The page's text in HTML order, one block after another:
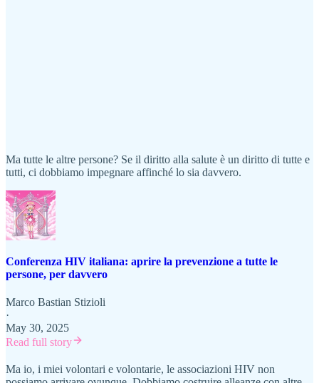
Ma tutte le altre persone? Se il diritto alla salute è un diritto di tutte e
tutti, ci dobbiamo impegnare affinché lo sia davvero.
Conferenza HIV italiana: aprire la prevenzione a tutte le
persone, per davvero
Marco Bastian Stizioli
·
May 30, 2025
Read full story
Ma io, i miei volontari e volontarie, le associazioni HIV non